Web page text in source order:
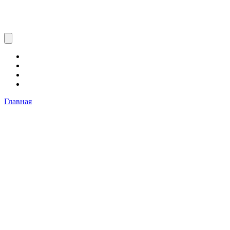
Главная